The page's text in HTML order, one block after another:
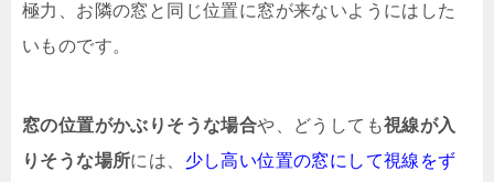
極力、お隣の窓と同じ位置に窓が来ないようにはした
いものです。
窓の位置がかぶりそうな場合や、どうしても視線が入
りそうな場所には、 少し高い位置の窓にして視線をず